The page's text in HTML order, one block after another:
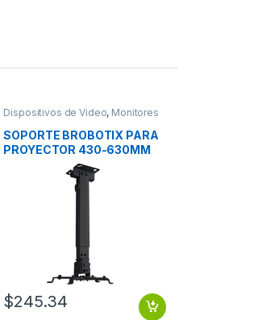
Dispositivos de Video, Monitores
SOPORTE BROBOTIX PARA
PROYECTOR 430-630MM
$245.34